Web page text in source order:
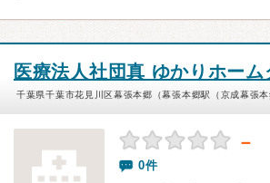
医療法人社団真 ゆかりホーム
千葉県千葉市花見川区幕張本郷（幕張本郷駅（京成幕張本
－
0件